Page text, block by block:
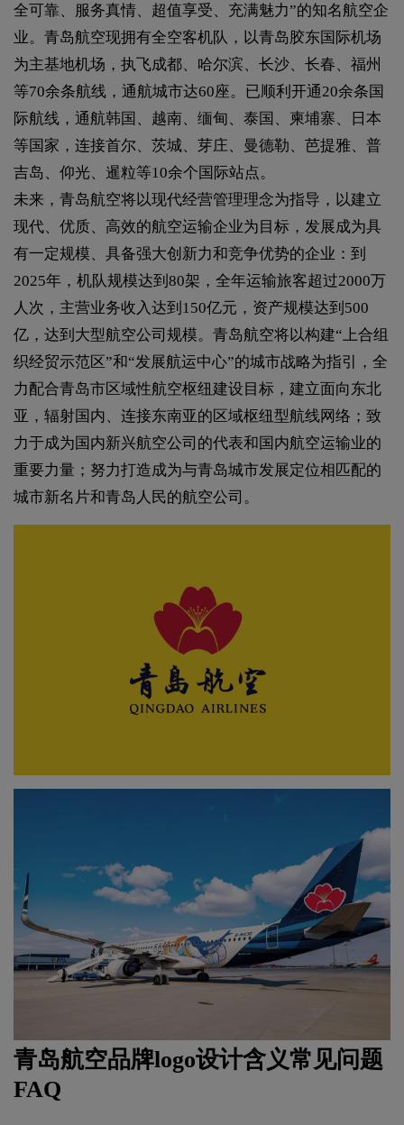
全可靠、服务真情、超值享受、充满魅力”的知名航空企
业。青岛航空现拥有全空客机队，以青岛胶东国际机场
为主基地机场，执飞成都、哈尔滨、长沙、长春、福州
等70余条航线，通航城市达60座。已顺利开通20余条国
际航线，通航韩国、越南、缅甸、泰国、柬埔寨、日本
等国家，连接首尔、茨城、芽庄、曼德勒、芭提雅、普
吉岛、仰光、暹粒等10余个国际站点。
未来，青岛航空将以现代经营管理理念为指导，以建立
现代、优质、高效的航空运输企业为目标，发展成为具
有一定规模、具备强大创新力和竞争优势的企业：到
2025年，机队规模达到80架，全年运输旅客超过2000万
人次，主营业务收入达到150亿元，资产规模达到500
亿，达到大型航空公司规模。青岛航空将以构建“上合组
织经贸示范区”和“发展航运中心”的城市战略为指引，全
力配合青岛市区域性航空枢纽建设目标，建立面向东北
亚，辐射国内、连接东南亚的区域枢纽型航线网络；致
力于成为国内新兴航空公司的代表和国内航空运输业的
重要力量；努力打造成为与青岛城市发展定位相匹配的
城市新名片和青岛人民的航空公司。
青岛航空品牌logo设计含义常见问题
FAQ